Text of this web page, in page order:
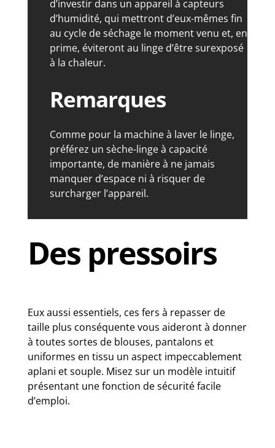
d’investir dans un appareil à capteurs
d’humidité, qui mettront d’eux-mêmes fin
au cycle de séchage le moment venu et, en
prime, éviteront au linge d’être surexposé
à la chaleur.
Remarques
Comme pour la machine à laver le linge,
préférez un sèche-linge à capacité
importante, de manière à ne jamais
manquer d’espace ni à risquer de
surcharger l’appareil.
Des pressoirs
Eux aussi essentiels, ces fers à repasser de
taille plus conséquente vous aideront à donner
à toutes sortes de blouses, pantalons et
uniformes en tissu un aspect impeccablement
aplani et souple. Misez sur un modèle intuitif
présentant une fonction de sécurité facile
d’emploi.